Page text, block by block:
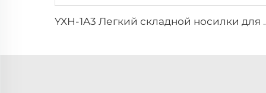
YXH-1A3 Легкий